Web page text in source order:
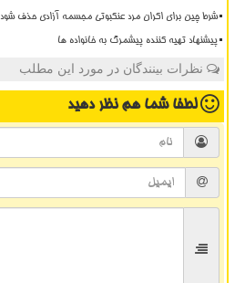
شرط چین برای اکران مرد عنکبوتی مجسمه آزادی حذف شود
پیشنهاد تهیه کننده پیشمرگ به خانواده ها
نظرات بینندگان در مورد این مطلب
لطفا شما همنظر دهید